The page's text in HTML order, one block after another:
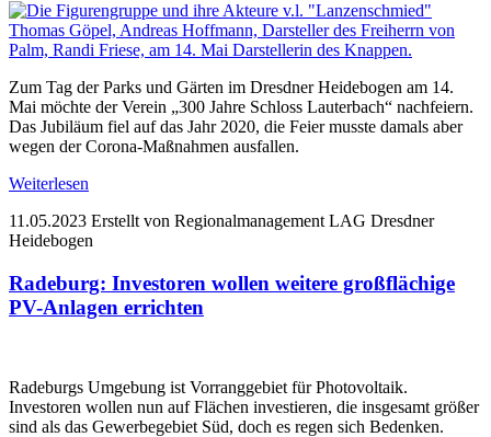
Zum Tag der Parks und Gärten im Dresdner Heidebogen am 14.
Mai möchte der Verein „300 Jahre Schloss Lauterbach“ nachfeiern.
Das Jubiläum fiel auf das Jahr 2020, die Feier musste damals aber
wegen der Corona-Maßnahmen ausfallen.
Weiterlesen
11.05.2023 Erstellt von Regionalmanagement LAG Dresdner
Heidebogen
Radeburg: Investoren wollen weitere großflächige
PV-Anlagen errichten
Radeburgs Umgebung ist Vorranggebiet für Photovoltaik.
Investoren wollen nun auf Flächen investieren, die insgesamt größer
sind als das Gewerbegebiet Süd, doch es regen sich Bedenken.